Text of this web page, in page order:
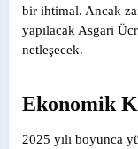
bir ihtimal. Ancak
yapılacak Asgari
netleşecek.
Ekonomik
2025 yılı boyunca